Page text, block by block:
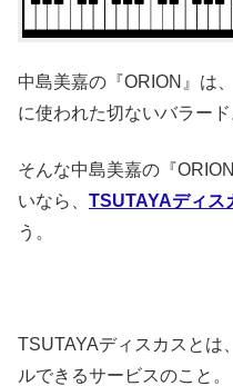
中島美嘉の『ORION』は
に使われた切ないバラード
そんな中島美嘉の『
いなら、 TSUTAYAディス
う。
TSUTAYAディスカスとは
ルできるサービスのこと。